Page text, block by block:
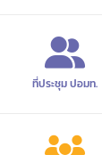
ที่ประชุม ปอมท.